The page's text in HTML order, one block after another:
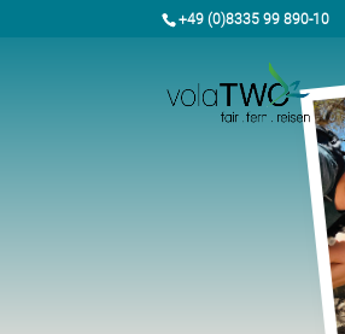
+49 (0)8335 99 890-10